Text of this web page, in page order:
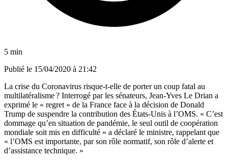
5 min
Publié le 15/04/2020 à 21:42
La crise du Coronavirus risque-t-elle de porter un coup fatal au
multilatéralisme ? Interrogé par les sénateurs, Jean-Yves Le Drian a
exprimé le « regret » de la France face à la décision de Donald
Trump de suspendre la contribution des États-Unis à l’OMS. « C’est
dommage qu’en situation de pandémie, le seul outil de coopération
mondiale soit mis en difficulté » a déclaré le ministre, rappelant que
« l’OMS est importante, par son rôle normatif, son rôle d’alerte et
d’assistance technique. »